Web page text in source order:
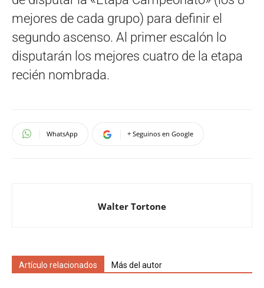
mejores de cada grupo) para definir el
segundo ascenso. Al primer escalón lo
disputarán los mejores cuatro de la etapa
recién nombrada.
WhatsApp + Seguinos en Google
Walter Tortone
Artículo relacionados Más del autor